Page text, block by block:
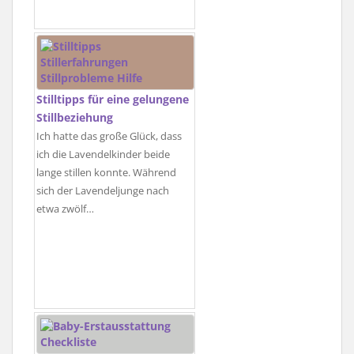
Stilltipps für eine gelungene
Stillbeziehung
Ich hatte das große Glück, dass
ich die Lavendelkinder beide
lange stillen konnte. Während
sich der Lavendeljunge nach
etwa zwölf…